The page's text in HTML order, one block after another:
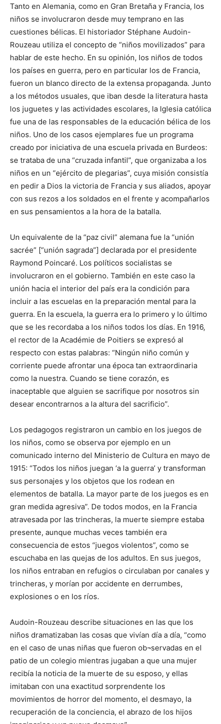
Tanto en Alemania, como en Gran Bretaña y Francia, los
niños se involucraron desde muy temprano en las
cuestiones bélicas. El historiador Stéphane Audoin-
Rouzeau utiliza el concepto de “niños movilizados” para
hablar de este hecho. En su opinión, los niños de todos
los países en guerra, pero en particular los de Francia,
fueron un blanco directo de la extensa propaganda. Junto
a los métodos usuales, que iban desde la literatura hasta
los juguetes y las actividades escolares, la Iglesia católica
fue una de las responsables de la educación bélica de los
niños. Uno de los casos ejemplares fue un programa
creado por iniciativa de una escuela privada en Burdeos:
se trataba de una “cruzada infantil”, que organizaba a los
niños en un “ejército de plegarias”, cuya misión consistía
en pedir a Dios la victoria de Francia y sus aliados, apoyar
con sus rezos a los soldados en el frente y acompañarlos
en sus pensamientos a la hora de la batalla.
Un equivalente de la “paz civil” alemana fue la “unión
sacrée” [“unión sagrada”] declarada por el presidente
Raymond Poincaré. Los políticos socialistas se
involucraron en el gobierno. También en este caso la
unión hacia el interior del país era la condición para
incluir a las escuelas en la preparación mental para la
guerra. En la escuela, la guerra era lo primero y lo último
que se les recordaba a los niños todos los días. En 1916,
el rector de la Académie de Poitiers se expresó al
respecto con estas palabras: “Ningún niño común y
corriente puede afrontar una época tan extraordinaria
como la nuestra. Cuando se tiene corazón, es
inaceptable que alguien se sacrifique por nosotros sin
desear encontrarnos a la altura del sacrificio”.
Los pedagogos registraron un cambio en los juegos de
los niños, como se observa por ejemplo en un
comunicado interno del Ministerio de Cultura en mayo de
1915: “Todos los niños juegan ‘a la guerra’ y transforman
sus personajes y los objetos que los rodean en
elementos de batalla. La mayor parte de los juegos es en
gran medida agresiva”. De todos modos, en la Francia
atravesada por las trincheras, la muerte siempre estaba
presente, aunque muchas veces también era
consecuencia de estos “juegos violentos”, como se
escuchaba en las quejas de los adultos. En sus juegos,
los niños entraban en refugios o circulaban por canales y
trincheras, y morían por accidente en derrumbes,
explosiones o en los ríos.
Audoin-Rouzeau describe situaciones en las que los
niños dramatizaban las cosas que vivían día a día, “como
en el caso de unas niñas que fueron ob¬servadas en el
patio de un colegio mientras jugaban a que una mujer
recibía la noticia de la muerte de su esposo, y ellas
imitaban con una exactitud sorprendente los
movimientos de horror del momento, el desmayo, la
recuperación de la conciencia, el abrazo de los hijos